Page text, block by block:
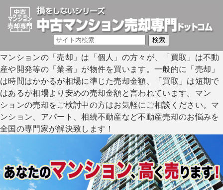
マンションの「売却」は「個人」の方々が、「買取」は不動
産や開発等の「業者」が物件を買います。一般的に「売却」
は時間はかかるが相場に準じた売却金額、「買取」は短期で
はあるが相場より安めの売却金額と言われています。マン
ションの売却をご検討中の方はお気軽にご相談ください。マ
ンション、アパート、相続不動産など不動産売却のお悩みを
全国の専門家が解決致します！